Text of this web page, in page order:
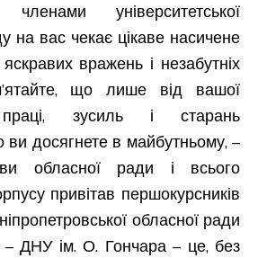
членами університетської
на вас чекає цікаве насичене
вражень і незабутніх
що лише від вашої
праці, зусиль і старань
ви досягнете в майбутньому, –
обласної ради і всього
привітав першокурсників
обласної ради
– ДНУ ім. О. Гончара – це, без